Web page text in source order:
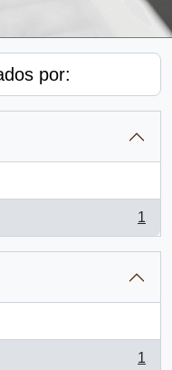
por:
1
1